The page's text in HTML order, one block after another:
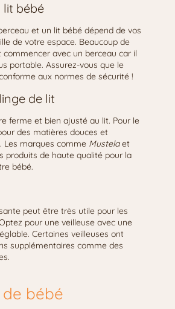
lit bébé
et un lit bébé dépend de vos
de votre espace. Beaucoup de
avec un berceau car il
portable. Assurez-vous que le
aux normes de sécurité !
de lit
ferme et bien ajusté au lit. Pour le
des matières douces et
Les marques comme Mustelaet
produits de haute qualité pour la
bébé.
peut être très utile pour les
pour une veilleuse avec une
Certaines veilleuses ont
supplémentaires comme des
de bébé